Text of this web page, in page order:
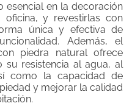
esencial en la decoración
y revestirlas con
única y efectiva de
Además, el
piedra natural ofrece
su resistencia al agua, al
como la capacidad de
y mejorar la calidad